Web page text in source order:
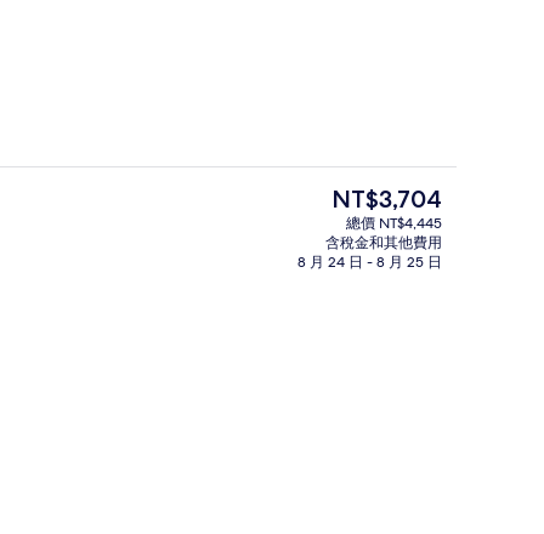
24-吋平面電視，提供數位頻道
目
前
的
價
NT$3,704
總價 NT$4,445
含稅金和其他費用
8 月 24 日 - 8 月 25 日